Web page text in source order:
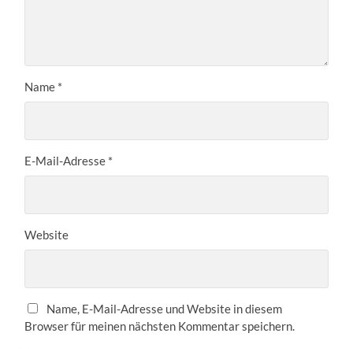
Name *
E-Mail-Adresse *
Website
Name, E-Mail-Adresse und Website in diesem
Browser für meinen nächsten Kommentar speichern.